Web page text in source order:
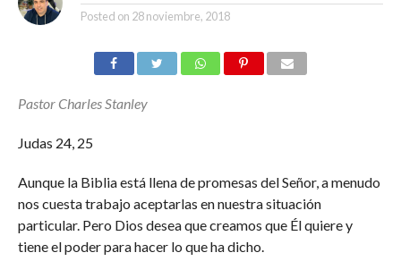
Posted on 28 noviembre, 2018
Pastor Charles Stanley
Judas 24, 25
Aunque la Biblia está llena de promesas del Señor, a menudo
nos cuesta trabajo aceptarlas en nuestra situación
particular. Pero Dios desea que creamos que Él quiere y
tiene el poder para hacer lo que ha dicho.